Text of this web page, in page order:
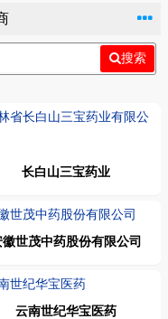
搜索
长白山三宝药业
徽世茂中药股份有限公司
云南世纪华宝医药